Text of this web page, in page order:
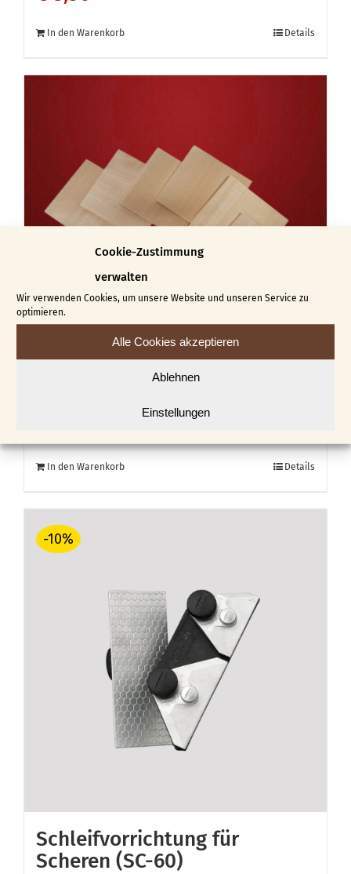
Cookie-Zustimmung
verwalten
Wir verwenden Cookies, um unsere Website und unseren Service zu
optimieren.
Alle Cookies akzeptieren
Ablehnen
Einstellungen
In den Warenkorb Details
Untersetzer quadratisch
In den Warenkorb Details
-10%
Schleifvorrichtung für
Scheren (SC-60)